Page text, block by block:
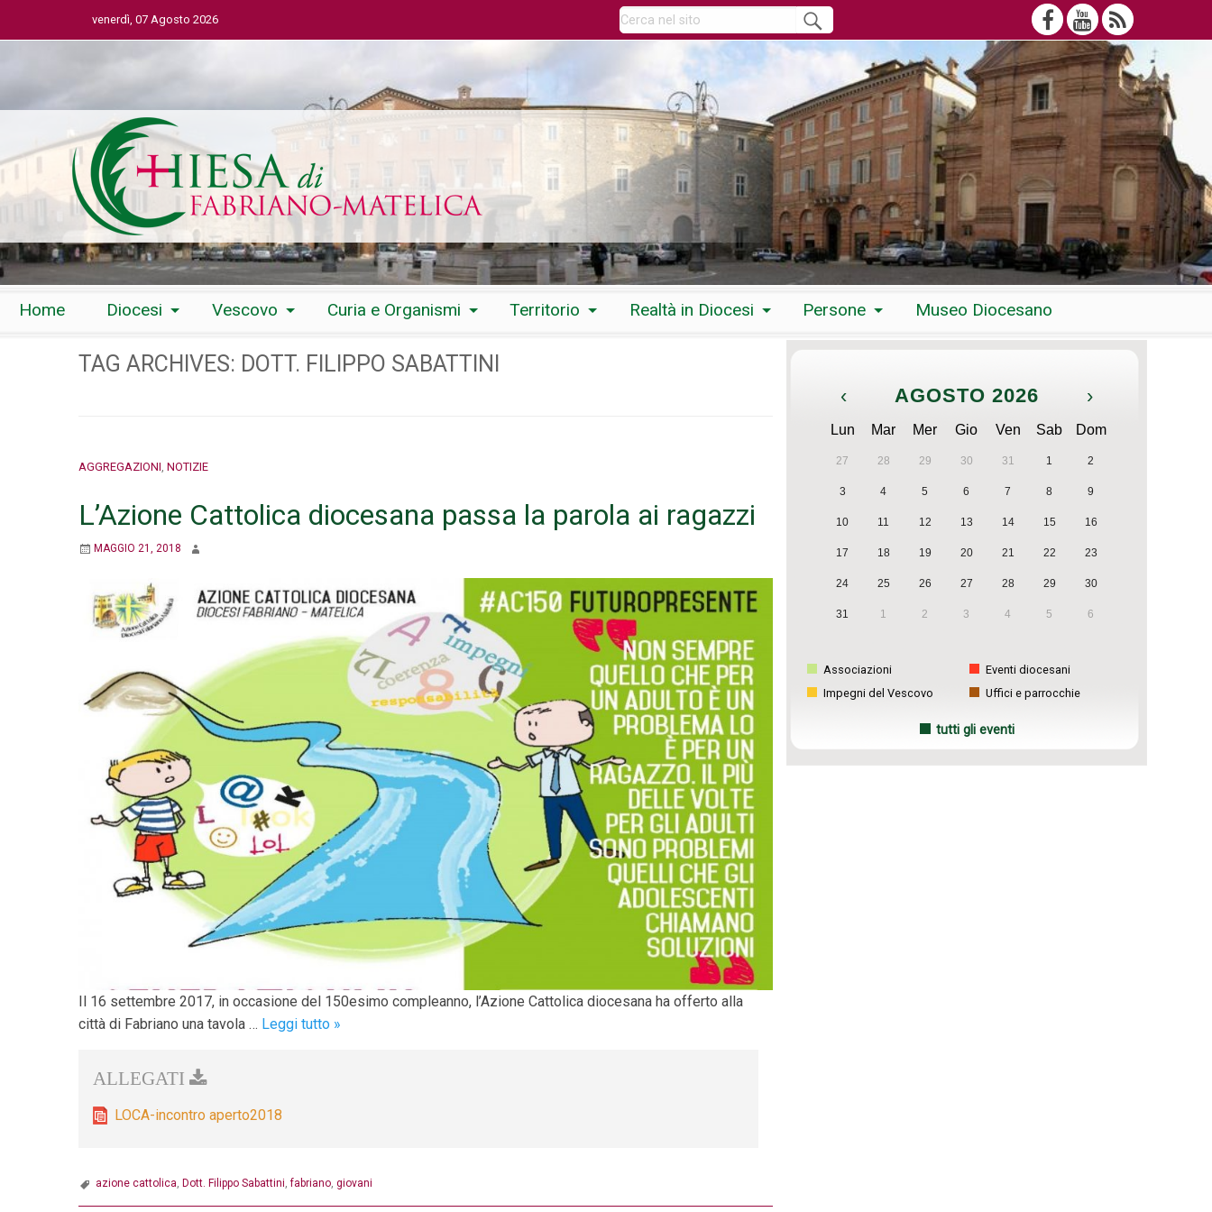
venerdì, 07 Agosto 2026
Home Diocesi Vescovo Curia e Organismi Territorio Realtà in Diocesi Persone Museo Diocesano
TAG ARCHIVES: DOTT. FILIPPO SABATTINI
AGGREGAZIONI NOTIZIE
L’Azione Cattolica diocesana passa la parola ai ragazzi
MAGGIO 21, 2018
Il 16 settembre 2017, in occasione del 150esimo compleanno, l’Azione Cattolica diocesana ha offerto alla
città di Fabriano una tavola … Leggi tutto L’Azione
ragazzi
»
LOCA-incontro aperto2018
azione cattolica, Dott. Filippo Sabattini,fabriano, giovani
‹ AGOSTO 2026 ›
Lun Mar Mer Gio Ven Sab Dom
27 28 29 30 31 1 2
3 4 5 6 7 8 9
10 11 12 13 14 15 16
17 18 19 20 21 22 23
24 25 26 27 28 29 30
31 1 2 3 4 5 6
Associazioni
Eventi diocesani
Impegni del Vescovo
Uffici e parrocchie
tutti gli eventi